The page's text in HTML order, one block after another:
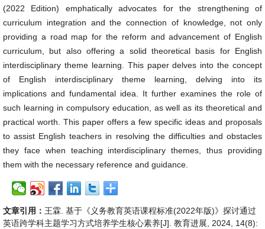
(2022 Edition) emphatically advocates for the strengthening of
curriculum integration and the connection of knowledge, not only
providing a road map for the reform and advancement of English
curriculum, but also offering a solid theoretical basis for English
interdisciplinary theme learning. This paper delves into the concept
of English interdisciplinary theme learning, delving into its
implications and fundamental idea. It further examines the role of
such learning in compulsory education, as well as its theoretical and
practical worth. This paper offers a few specific ideas and proposals
to assist English teachers in resolving the difficulties and obstacles
they face when teaching interdisciplinary themes, thus providing
them with the necessary reference and guidance.
文章引用： 王霖. 基于《义务教育英语课程标准(2022年版)》探讨通过
英语跨学科主题学习方式培养学生核心素养[J]. 教育进展, 2024, 14(8):